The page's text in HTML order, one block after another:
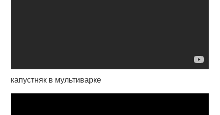
капустняк в мультиварке